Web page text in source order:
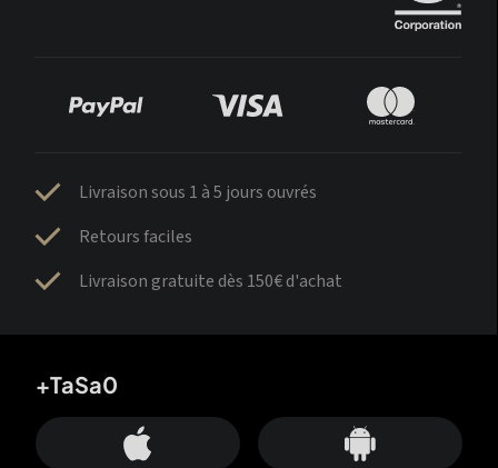
Livraison sous 1 à 5 jours ouvrés
Retours faciles
Livraison gratuite dès 150€ d'achat
+TaSa0